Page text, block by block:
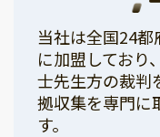
当社は全国24
に加盟しており
士先生方の裁判
拠収集を専門に
す。